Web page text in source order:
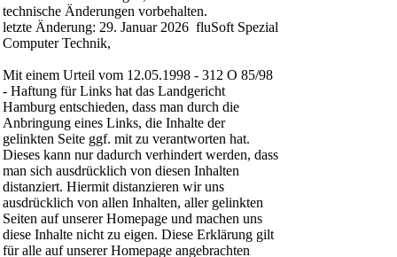
technische Änderungen vorbehalten.
letzte Änderung: 29. Januar 2026 fluSoft Spezial
Computer Technik,
Mit einem Urteil vom 12.05.1998 - 312 O 85/98
- Haftung für Links hat das Landgericht
Hamburg entschieden, dass man durch die
Anbringung eines Links, die Inhalte der
gelinkten Seite ggf. mit zu verantworten hat.
Dieses kann nur dadurch verhindert werden, dass
man sich ausdrücklich von diesen Inhalten
distanziert. Hiermit distanzieren wir uns
ausdrücklich von allen Inhalten, aller gelinkten
Seiten auf unserer Homepage und machen uns
diese Inhalte nicht zu eigen. Diese Erklärung gilt
für alle auf unserer Homepage angebrachten